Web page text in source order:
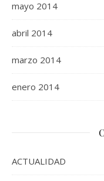
mayo 2014
abril 2014
marzo 2014
enero 2014
ACTUALIDAD